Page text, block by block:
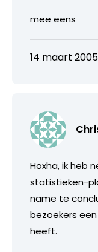
mee eens
14 maart
Hoxha, ik heb
statistieken-
name te
bezoekers
heeft.